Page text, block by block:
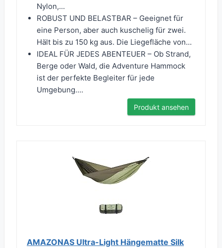
Nylon,...
ROBUST UND BELASTBAR – Geeignet für
eine Person, aber auch kuschelig für zwei.
Hält bis zu 150 kg aus. Die Liegefläche von...
IDEAL FÜR JEDES ABENTEUER – Ob Strand,
Berge oder Wald, die Adventure Hammock
ist der perfekte Begleiter für jede
Umgebung....
Produkt ansehen
AMAZONAS Ultra-Light Hängematte Silk